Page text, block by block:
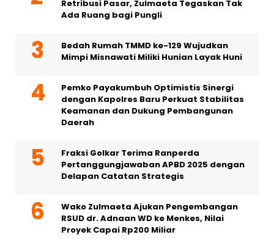
Retribusi Pasar, Zulmaeta Tegaskan Tak
Ada Ruang bagi Pungli
Bedah Rumah TMMD ke-129 Wujudkan
Mimpi Misnawati Miliki Hunian Layak Huni
Pemko Payakumbuh Optimistis Sinergi
dengan Kapolres Baru Perkuat Stabilitas
Keamanan dan Dukung Pembangunan
Daerah
Fraksi Golkar Terima Ranperda
Pertanggungjawaban APBD 2025 dengan
Delapan Catatan Strategis
Wako Zulmaeta Ajukan Pengembangan
RSUD dr. Adnaan WD ke Menkes, Nilai
Proyek Capai Rp200 Miliar